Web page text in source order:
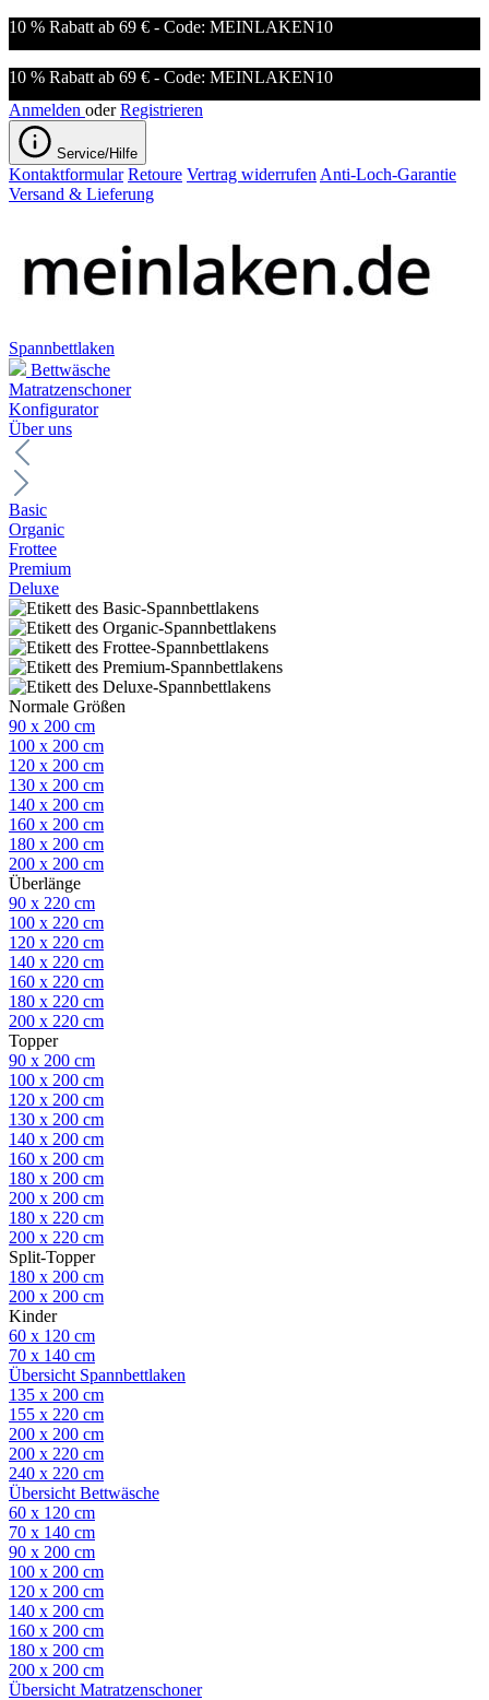
10 % Rabatt ab 69 € - Code: MEINLAKEN10
10 % Rabatt ab 69 € - Code: MEINLAKEN10
Anmelden oder Registrieren
Service/Hilfe
Kontaktformular Retoure Vertrag widerrufen Anti-Loch-Garantie
Versand & Lieferung
Spannbettlaken
Bettwäsche
Matratzenschoner
Konfigurator
Über uns
Basic
Organic
Frottee
Premium
Deluxe
Normale Größen
90 x 200 cm
100 x 200 cm
120 x 200 cm
130 x 200 cm
140 x 200 cm
160 x 200 cm
180 x 200 cm
200 x 200 cm
Überlänge
90 x 220 cm
100 x 220 cm
120 x 220 cm
140 x 220 cm
160 x 220 cm
180 x 220 cm
200 x 220 cm
Topper
90 x 200 cm
100 x 200 cm
120 x 200 cm
130 x 200 cm
140 x 200 cm
160 x 200 cm
180 x 200 cm
200 x 200 cm
180 x 220 cm
200 x 220 cm
Split-Topper
180 x 200 cm
200 x 200 cm
Kinder
60 x 120 cm
70 x 140 cm
Übersicht Spannbettlaken
135 x 200 cm
155 x 220 cm
200 x 200 cm
200 x 220 cm
240 x 220 cm
Übersicht Bettwäsche
60 x 120 cm
70 x 140 cm
90 x 200 cm
100 x 200 cm
120 x 200 cm
140 x 200 cm
160 x 200 cm
180 x 200 cm
200 x 200 cm
Übersicht Matratzenschoner